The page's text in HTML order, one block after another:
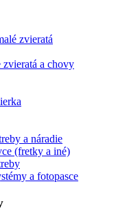
zvieratá
zvieratá a chovy
a náradie
(fretky a iné)
a fotopasce